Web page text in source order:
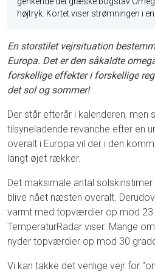
højtryk. Kortet viser strømningen i
En storstilet vejrsituation
Europa. Det er den såkaldte
forskellige effekter i forskellige
det sol og sommer!
Der står efterår i kalenderen, men
tilsyneladende revanche efter en
overalt i Europa vil der i den
langt øjet rækker.
Det maksimale antal
blive nået næsten overalt.
varmt med topværdier op mod 23
TemperaturRadar viser. Mange
nyder topværdier op mod 30
Vi kan takke det venlige vejr for